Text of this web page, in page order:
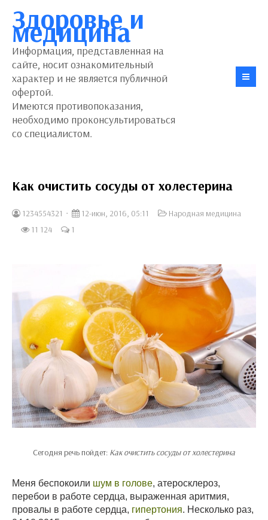
Здоровье и
медицина
Информация, представленная на
сайте, носит ознакомительный
характер и не является публичной
офертой.
Имеются противопоказания,
необходимо проконсультироваться
со специалистом.
Как очистить сосуды от холестерина
1234554321 12-июн, 2016, 05:11
Народная медицина
11 124
1
Сегодня речь пойдет: Как очистить сосуды от холестерина
Меня беспокоили шум в голове, атеросклероз,
перебои в работе сердца, выраженная аритмия,
провалы в работе сердца, гипертония. Несколько раз,